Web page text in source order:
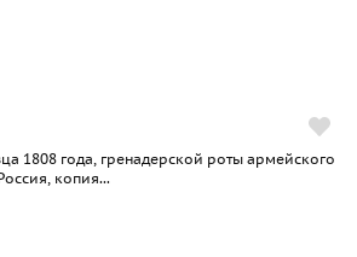
1808 года, гренадерской роты армейского
копия...